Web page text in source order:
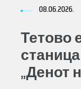
08.06.2026.
Тетово
„Денот